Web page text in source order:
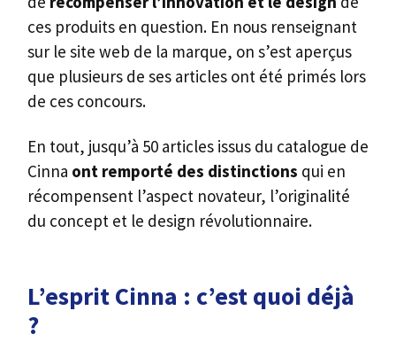
ces produits en question. En nous renseignant
sur le site web de la marque, on s’est aperçus
que plusieurs de ses articles ont été primés lors
de ces concours.
En tout, jusqu’à 50 articles issus du catalogue de
Cinna ont remporté des distinctions qui en
récompensent l’aspect novateur, l’originalité
du concept et le design révolutionnaire.
L’esprit Cinna : c’est quoi déjà
?